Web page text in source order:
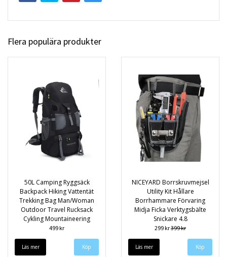
Flera populära produkter
50L Camping Ryggsäck
Backpack Hiking Vattentät
Trekking Bag Man/Woman
Outdoor Travel Rucksack
Cykling Mountaineering
499 kr
Läs mer Köp
NICEYARD Borrskruvmejsel
Utility Kit Hållare
Borrhammare Förvaring
Midja Ficka Verktygsbälte
Snickare 4.8
299 kr399 kr
Läs mer